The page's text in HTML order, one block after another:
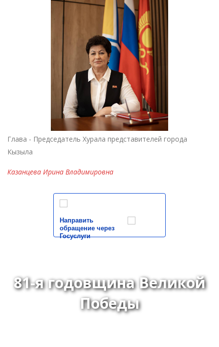
Глава - Председатель Хурала представителей города
Кызыла
Казанцева Ирина Владимировна
Направить
обращение через
Госуслуги
81-я годовщина Великой
Победы